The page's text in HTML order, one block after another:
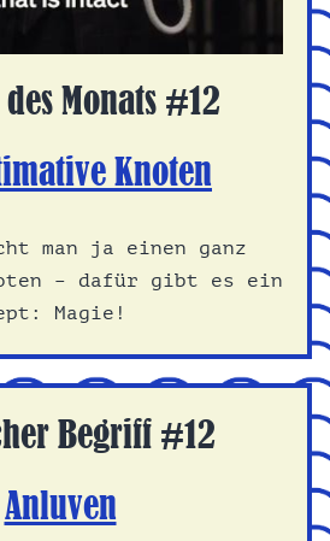
Monats #12
Knoten
man ja einen ganz
– dafür gibt es ein
Magie!
Begriff #12
Anluven